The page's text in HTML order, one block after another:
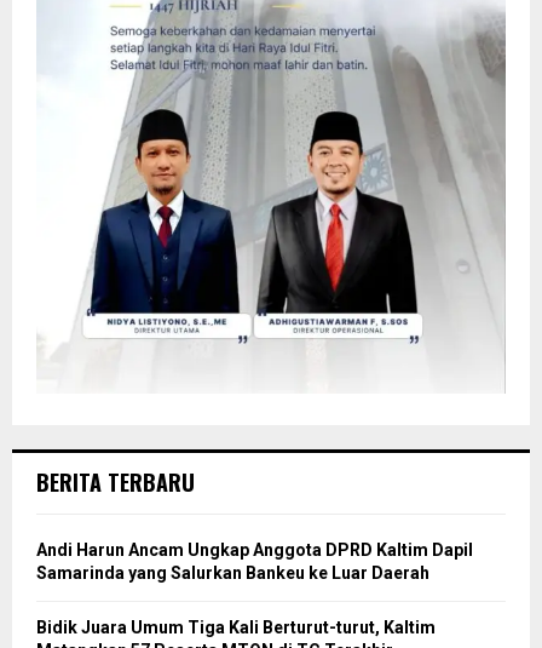
BERITA TERBARU
Andi Harun Ancam Ungkap Anggota DPRD Kaltim Dapil
Samarinda yang Salurkan Bankeu ke Luar Daerah
Bidik Juara Umum Tiga Kali Berturut-turut, Kaltim